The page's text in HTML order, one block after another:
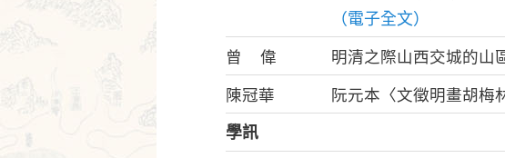
（電子全文）
曾 偉 明清之際山西交城的山
陳冠華 阮元本〈文徵明畫胡梅
學訊